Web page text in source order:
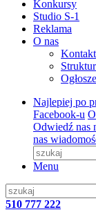
Konkursy
Studio S-1
Reklama
O nas
Kontakt
Najlepiej po
Facebook-u
Odwiedź nas
nas
Menu
510 777 222